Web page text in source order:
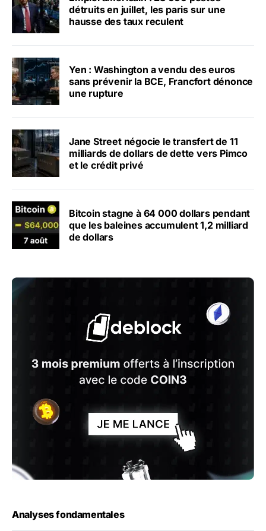
détruits en juillet, les paris sur une
hausse des taux reculent
Yen : Washington a vendu des euros
sans prévenir la BCE, Francfort dénonce
une rupture
Jane Street négocie le transfert de 11
milliards de dollars de dette vers Pimco
et le crédit privé
Bitcoin stagne à 64 000 dollars pendant
que les baleines accumulent 1,2 milliard
de dollars
Analyses fondamentales